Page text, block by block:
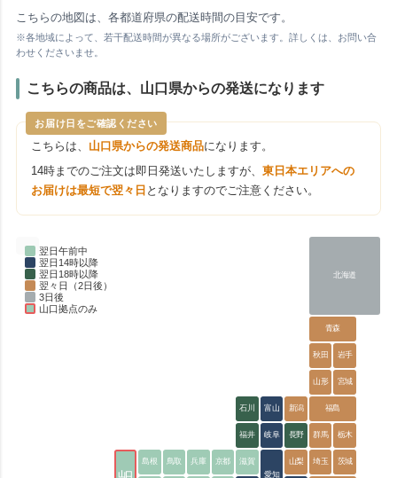
こちらの地図は、各都道府県の配送時間の目安です。
※各地域によって、若干配送時間が異なる場所がございます。詳しくは、お問い合
わせくださいませ。
こちらの商品は、山口県からの発送になります
お届け日をご確認ください
こちらは、 山口県からの発送商品になります。
14時までのご注文は即日発送いたしますが、東日本エリアへの
お届けは最短で翌々日 となりますのでご注意ください。
翌日午前中
翌日14時以降
翌日18時以降
翌々日（2日後）
3日後
山口拠点のみ
北海道
青森
秋田 岩手
山形 宮城
福島
新潟
群馬 栃木
埼玉 茨城
山梨
石川
福井 長野
富山
岐阜
愛知
山口
島根 鳥取 兵庫 京都 滋賀